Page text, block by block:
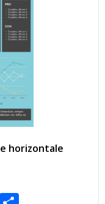
horizontale